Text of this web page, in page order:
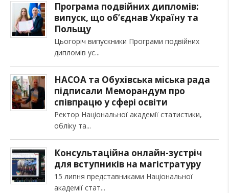
Програма подвійних дипломів:
випуск, що об’єднав Україну та
Польщу
Цьогоріч випускники Програми подвійних
дипломів ус
НАСОА та Обухівська міська рада
підписали Меморандум про
співпрацю у сфері освіти
Ректор Національної академії статистики,
обліку та
Консультаційна онлайн-зустріч
для вступників на магістратуру
15 липня представниками Національної
академії стат